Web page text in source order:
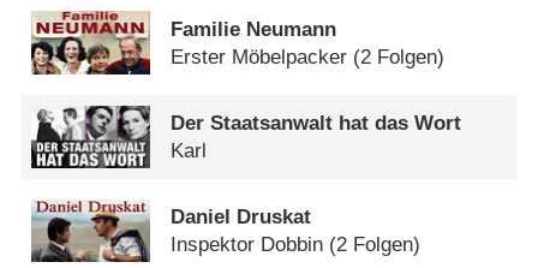
Familie Neumann
Erster Möbelpacker (2 Folgen)
Der Staatsanwalt hat das Wort
Karl
Daniel Druskat
Inspektor Dobbin (2 Folgen)